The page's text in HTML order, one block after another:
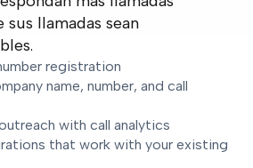
llamadas sean
registration
name, number, and call
with call analytics
that work with your existing